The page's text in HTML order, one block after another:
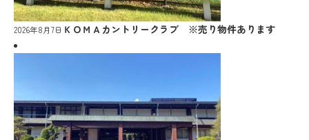
2026年8月7日 ＫＯＭＡカントリークラブ ※売り物件あります